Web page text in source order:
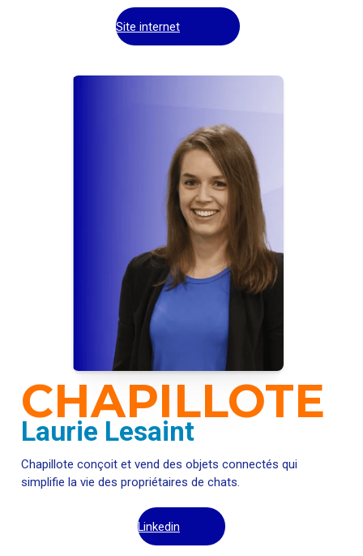
CHAPILLOTE
Laurie Lesaint
Chapillote conçoit et vend des objets connectés qui
simplifie la vie des propriétaires de chats.
Linkedin
Site internet